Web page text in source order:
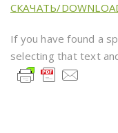
СКАЧАТЬ/
If you have found a
selecting that text